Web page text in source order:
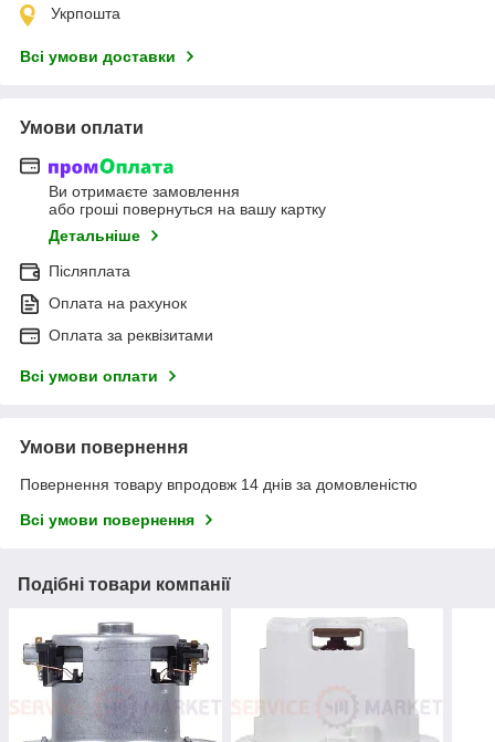
Укрпошта
Всі умови доставки
Умови оплати
Ви отримаєте замовлення
або гроші повернуться на вашу картку
Детальніше
Післяплата
Оплата на рахунок
Оплата за реквізитами
Всі умови оплати
Умови повернення
Повернення товару впродовж 14 днів за домовленістю
Всі умови повернення
Подібні товари компанії